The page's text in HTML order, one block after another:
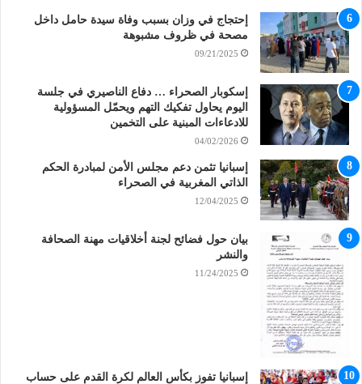
إحتجاج في وزان بسبب وفاة سيدة حامل داخل
مصحة في ظروف مشبوهة
09/21/2025
إسكوبار الصحراء … دفاع الناصيري في جلسة
اليوم يحاول تفكيك التهم ويحمّل المسؤولية
للادعاءات المبنية على التخمين
04/02/2026
إسبانيا تثمن دعم مجلس الأمن لمبادرة الحكم
الذاتي المغربية في الصحراء
12/04/2025
بيان حول فضائح لجنة أخلاقيات مهنة الصحافة
والنشر
11/24/2025
إسبانيا تفوز بكأس العالم لكرة القدم على حساب